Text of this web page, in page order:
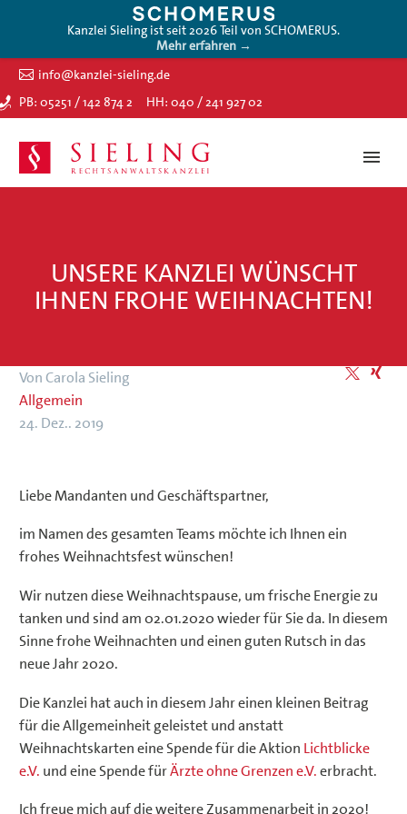
Kanzlei Sieling ist seit 2026 Teil von SCHOMERUS.
Mehr erfahren →
info@kanzlei-sieling.de
PB: 05251 / 142 874 2
HH: 040 / 241 927 02
UNSERE KANZLEI WÜNSCHT
IHNEN FROHE WEIHNACHTEN!
Von Carola Sieling
Allgemein
24. Dez.. 2019
Liebe Mandanten und Geschäftspartner,
im Namen des gesamten Teams möchte ich Ihnen ein
frohes Weihnachtsfest wünschen!
Wir nutzen diese Weihnachtspause, um frische Energie zu
tanken und sind am 02.01.2020 wieder für Sie da. In diesem
Sinne frohe Weihnachten und einen guten Rutsch in das
neue Jahr 2020.
Die Kanzlei hat auch in diesem Jahr einen kleinen Beitrag
für die Allgemeinheit geleistet und anstatt
Weihnachtskarten eine Spende für die Aktion Lichtblicke
e.V. und eine Spende fürÄrzte ohne Grenzen e.V.erbracht.
Ich freue mich auf die weitere Zusammenarbeit in 2020!